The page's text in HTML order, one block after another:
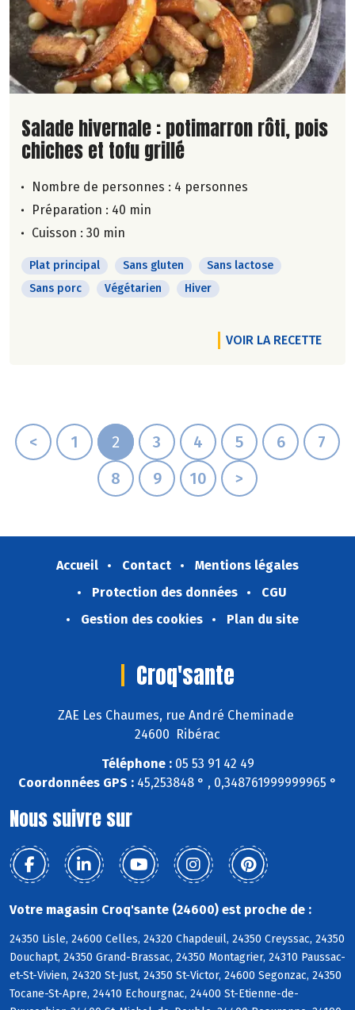
Lire la suite de la recette
Salade hivernale : potimarron rôti, pois
chiches et tofu grillé
Nombre de personnes : 4 personnes
Préparation : 40 min
Cuisson : 30 min
Plat principal Sans gluten
Sans lactose
Sans porc
Végétarien Hiver
VOIR LA RECETTE
< 1 2 3 4 5 6
7
8
9 10 >
Accueil Contact
Mentions légales
Protection des données
CGU
Gestion des cookies
Plan du site
Croq'sante
ZAE Les Chaumes, rue André Cheminade
24600 Ribérac
Téléphone :05 53 91 42 49
Coordonnées GPS : 45,253848 ° , 0,348761999999965 °
Nous suivre sur
Votre magasin Croq'sante (24600) est proche de :
24350 Lisle, 24600 Celles, 24320 Chapdeuil, 24350 Creyssac, 24350
Douchapt, 24350 Grand-Brassac, 24350 Montagrier, 24310 Paussac-
et-St-Vivien, 24320 St-Just, 24350 St-Victor, 24600 Segonzac, 24350
Tocane-St-Apre, 24410 Echourgnac, 24400 St-Etienne-de-